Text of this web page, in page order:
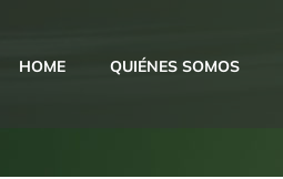
HOME QUIÉNES SOMOS